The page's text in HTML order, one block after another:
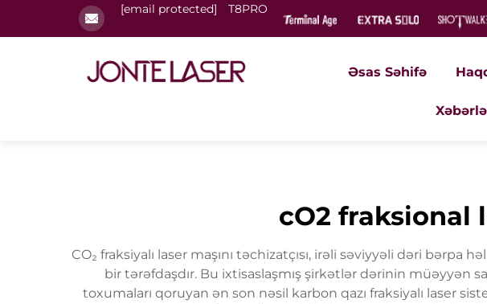
[email protected] T8PRO
Əsas Səhifə
cO2 fraksional
CO₂ fraksiyalı laser maşını təchizatçısı, irəli səviyyəli dəri
bir tərəfdaşdır. Bu ixtisaslaşmış şirkətlər dərinin müəyyən
toxumaları qoruyan ən son nəsil karbon qazı fraksiyalı laser